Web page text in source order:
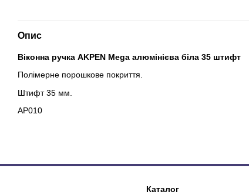
Опис
Віконна ручка AKPEN Mega алюмінієва біла 35 штифт
Полімерне порошкове покриття.
Штифт 35 мм.
AP010
Каталог